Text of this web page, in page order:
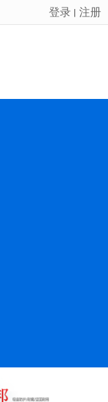
很遗憾，因您的浏览器版本过低导致无法获得最佳浏览体验，推荐下载安装谷歌浏览器！
登录 丨 注册